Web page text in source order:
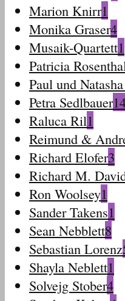
Marion Knirr1
Monika Graser4
Musaik-Quartett1
Patricia
Paul und
Petra Sedlbauer
Raluca Ril1
Reimund &
Richard Elofer3
Richard M.
Ron Woolsey1
Sander Takens1
Sean Nebblett8
Sebastian Lorenz
Shayla Neblett1
Solvejg Stober4